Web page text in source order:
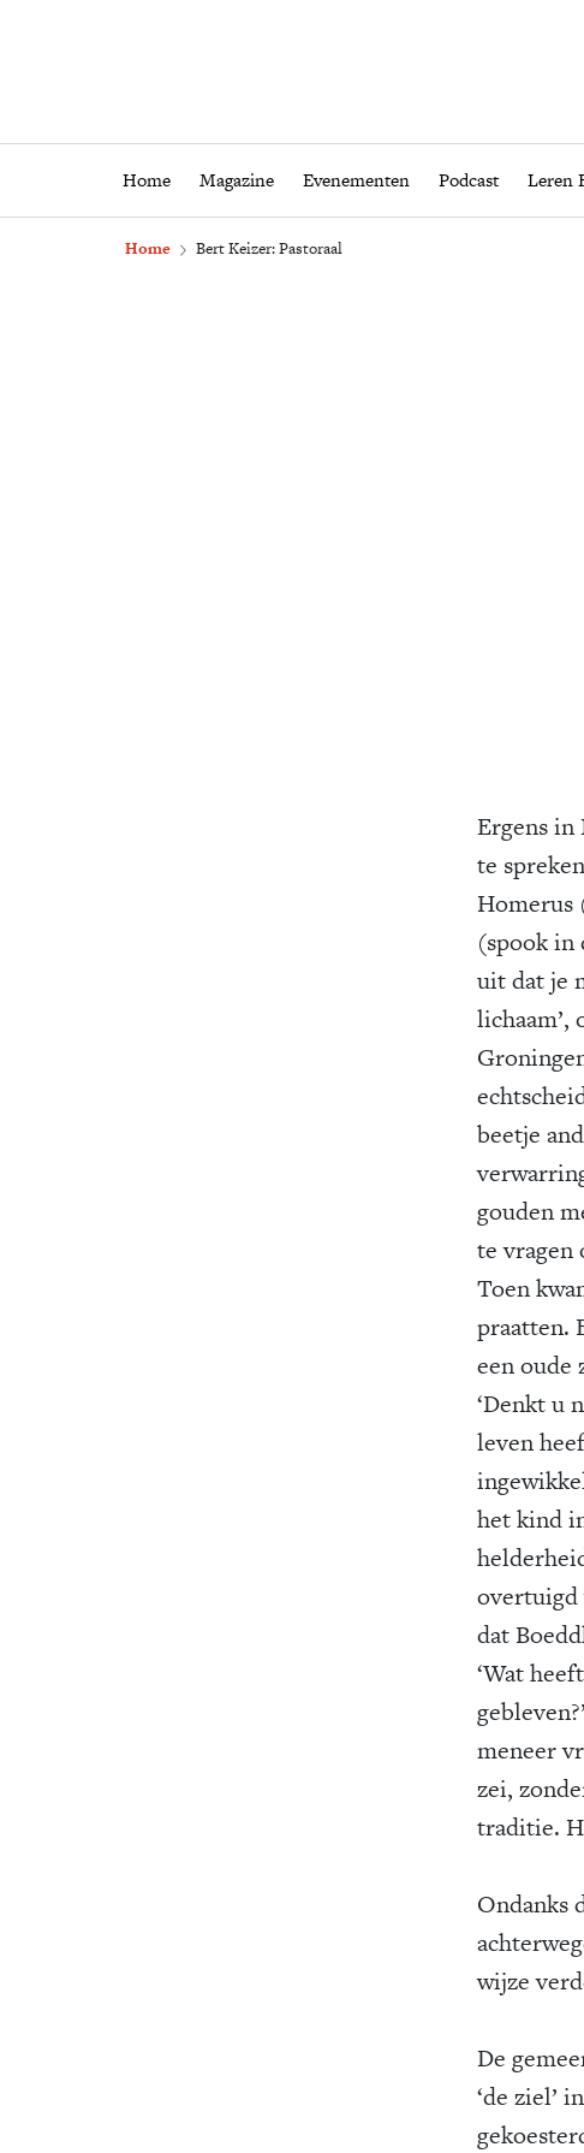
Home Magazine Evenementen Podcast Leren
Home Magazine Evenementen
Home Bert Keizer: Pastoraal
Ergens
te
Homerus
(spook in
uit dat je
lichaam’,
beetje
gouden
te vragen
Toen
praatten.
een oude
‘Denkt u
leven
het kind
overtuigd
dat
‘Wat
meneer
zei,
traditie.
Ondanks
wijze
De
‘de ziel’